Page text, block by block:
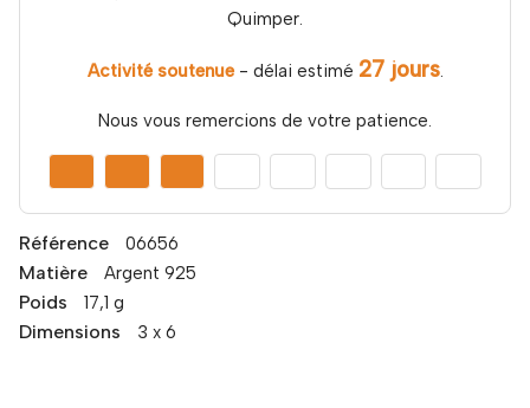
Quimper.
Activité soutenue- délai estimé 27 jours.
Nous vous remercions de votre patience.
Référence 06656
Matière Argent 925
Poids 17,1 g
Dimensions 3 x 6